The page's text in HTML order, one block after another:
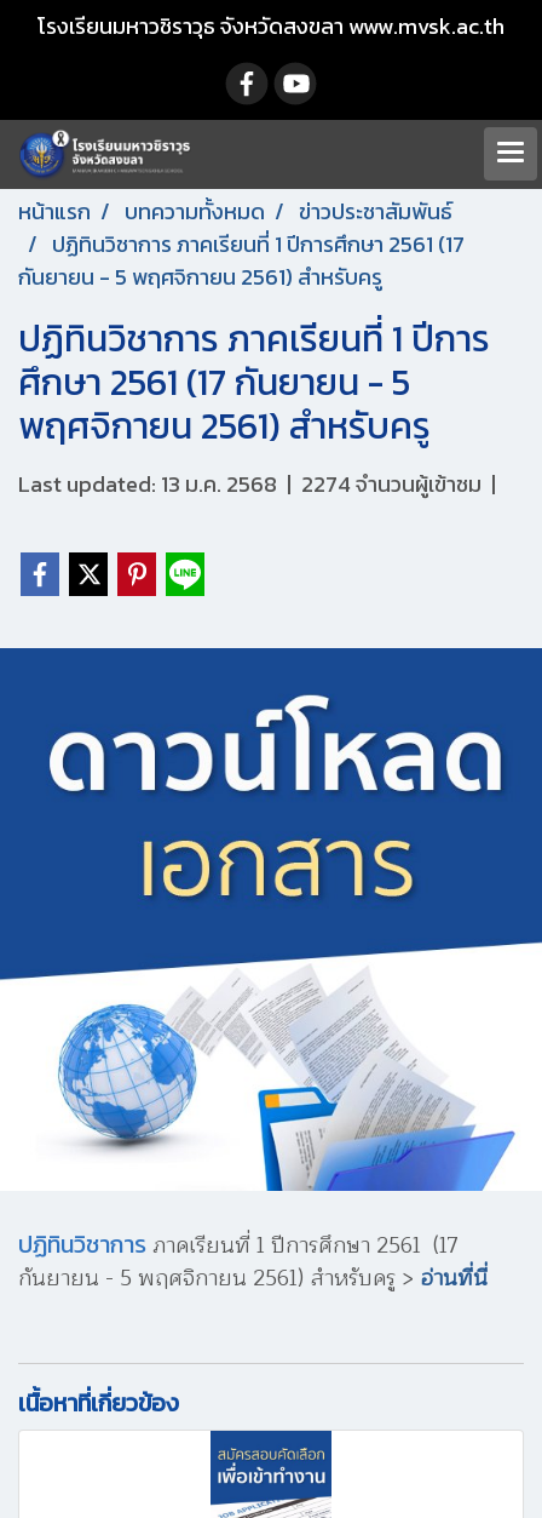
โรงเรียนมหาวชิราวุธ จังหวัดสงขลา www.mvsk.ac.th
หน้าแรก บทความทั้งหมด
ข่าวประชาสัมพันธ์
ปฏิทินวิชาการ ภาคเรียนที่ 1 ปีการศึกษา 2561 (17
กันยายน - 5 พฤศจิกายน 2561) สำหรับครู
ปฏิทินวิชาการ ภาคเรียนที่ 1 ปีการ
ศึกษา 2561 (17 กันยายน - 5
พฤศจิกายน 2561) สำหรับครู
Last updated: 13 ม.ค. 2568 | 2274 จำนวนผู้เข้าชม |
ปฏิทินวิชาการภาคเรียนที่ 1 ปีการศึกษา 2561 (17
กันยายน - 5 พฤศจิกายน 2561) สำหรับครู > อ่านที่นี่
เนื้อหาที่เกี่ยวข้อง